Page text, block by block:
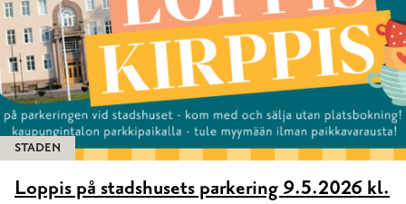
STADEN
Loppis på stadshusets parkering 9.5.2026 kl.